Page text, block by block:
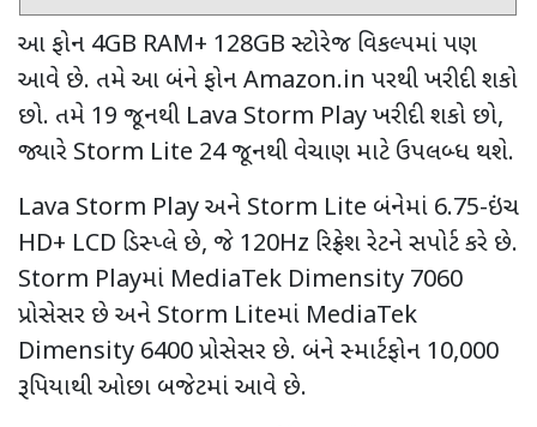
આ ફોન 4GB RAM+ 128GB સ્ટોરેજ વિકલ્પમાં પણ
આવે છે. તમે આ બંને ફોનAmazon.in પરથી ખરીદી શકો
છો. તમે 19 જૂનથી Lava Storm Playખરીદી શકો છો,
જ્યારે Storm Lite 24જૂનથી વેચાણ માટે ઉપલબ્ધ થશે.
Lava Storm Playઅને Storm Lite બંનેમાં 6.75-ઇંચ
HD+ LCD ડિસ્પ્લે છે, જે 120Hz રિફ્રેશ રેટને સપોર્ટ કરે છે.
Storm Playમાં MediaTek Dimensity 7060
પ્રોસેસર છે અને Storm Liteમાં MediaTek
Dimensity 6400પ્રોસેસર છે. બંને સ્માર્ટફોન 10,000
રૂપિયાથી ઓછા બજેટમાં આવે છે.